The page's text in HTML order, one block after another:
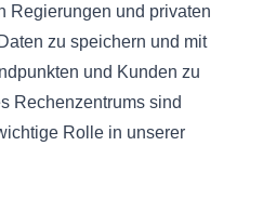
Regierungen und privaten
zu speichern und mit
und Kunden zu
Rechenzentrums sind
Rolle in unserer